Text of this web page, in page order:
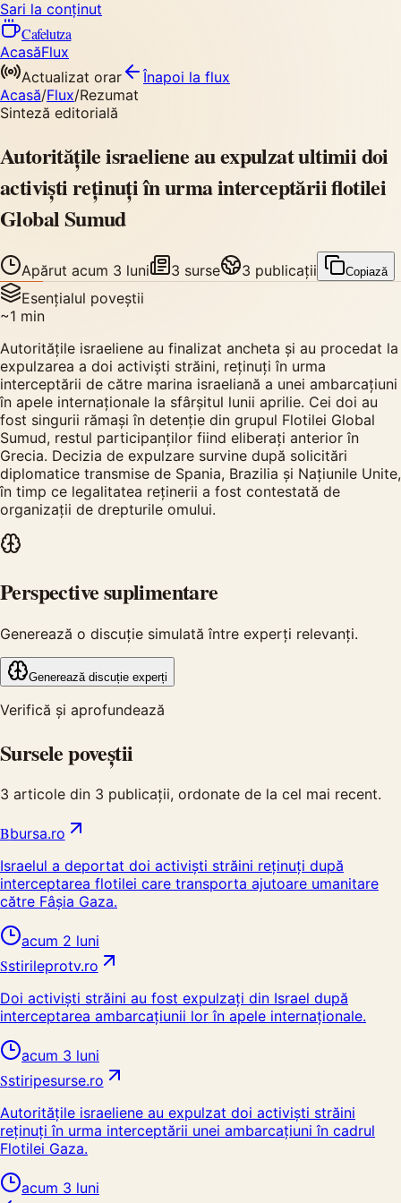
Sari la conținut
Cafelutza
AcasăFlux
Actualizat orar
Înapoi la flux
Acasă/Flux/Rezumat
Sinteză editorială
Autoritățile israeliene au expulzat ultimii doi
activiști reținuți în urma interceptării flotilei
Global Sumud
Apărut acum 3 luni 3 surse 3 publicații Copiază
Esențialul poveștii
~1 min
Autoritățile israeliene au finalizat ancheta și au procedat la
expulzarea a doi activiști străini, reținuți în urma
interceptării de către marina israeliană a unei ambarcațiuni
în apele internaționale la sfârșitul lunii aprilie. Cei doi au
fost singurii rămași în detenție din grupul Flotilei Global
Sumud, restul participanților fiind eliberați anterior în
Grecia. Decizia de expulzare survine după solicitări
diplomatice transmise de Spania, Brazilia și Națiunile Unite,
în timp ce legalitatea reținerii a fost contestată de
organizații de drepturile omului.
Perspective suplimentare
Generează o discuție simulată între experți relevanți.
Generează discuție experți
Verifică și aprofundează
Sursele poveștii
3 articole din 3 publicații, ordonate de la cel mai recent.
Bbursa.ro
Israelul a deportat doi activiști străini reținuți după
interceptarea flotilei care transporta ajutoare umanitare
către Fâșia Gaza.
acum 2 luni
Sstirileprotv.ro
Doi activiști străini au fost expulzați din Israel după
interceptarea ambarcațiunii lor în apele internaționale.
acum 3 luni
Sstiripesurse.ro
Autoritățile israeliene au expulzat doi activiști străini
reținuți în urma interceptării unei ambarcațiuni în cadrul
Flotilei Gaza.
acum 3 luni